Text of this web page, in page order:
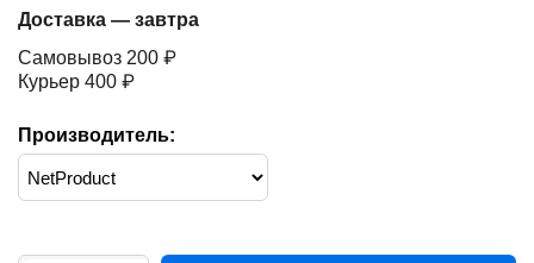
Доставка — завтра
Самовывоз 200 ₽
Курьер 400 ₽
Производитель: